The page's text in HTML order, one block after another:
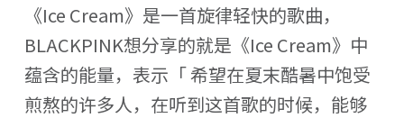
《Ice Cream》是一首旋律轻快的歌曲，
BLACKPINK想分享的就是《Ice Cream》中
蕴含的能量，表示「 希望在夏末酷暑中饱受
煎熬的许多人，在听到这首歌的时候，能够